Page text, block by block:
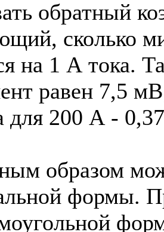
обратный
сколько
на 1 А тока.
равен 7,5
для 200 А -
образом
формы.